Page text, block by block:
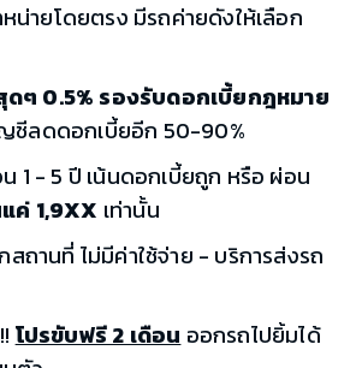
น่ายโดยตรง มีรถค่ายดังให้เลือก
ๆ 0.5% รองรับดอกเบี้ยกฎหมาย
ชีลดดอกเบี้ยอีก 50-90%
น 1 - 5 ปี เน้นดอกเบี้ยถูก หรือ ผ่อน
ค่ 1,9XX เท่านั้น
ถานที่ ไม่มีค่าใช้จ่าย - บริการส่งรถ
โปรขับฟรี 2 เดือน ออกรถไปยิ้มได้